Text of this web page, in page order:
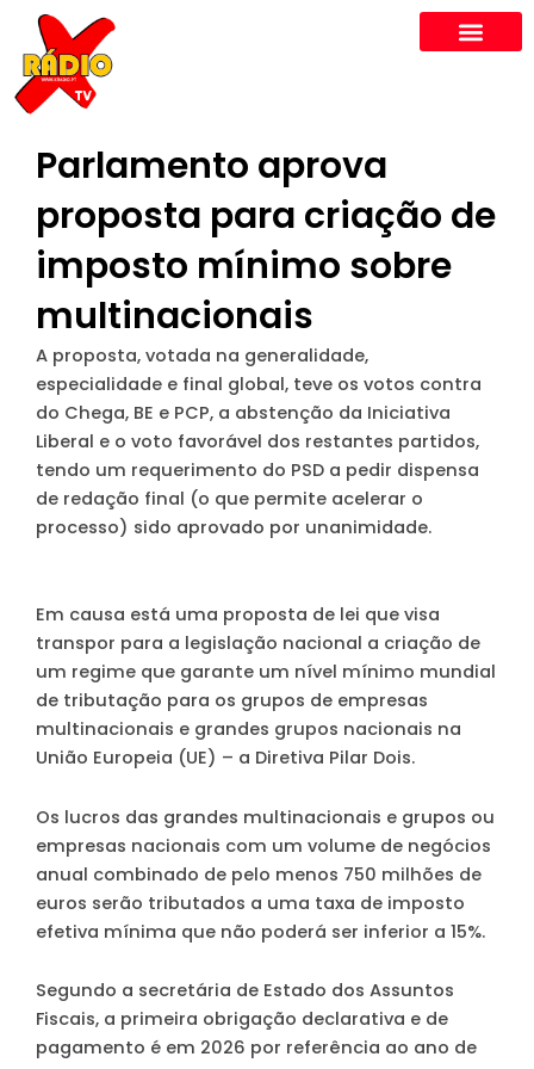
content
Parlamento aprova
proposta para criação de
imposto mínimo sobre
multinacionais
A proposta, votada na generalidade,
especialidade e final global, teve os votos contra
do Chega, BE e PCP, a abstenção da Iniciativa
Liberal e o voto favorável dos restantes partidos,
tendo um requerimento do PSD a pedir dispensa
de redação final (o que permite acelerar o
processo) sido aprovado por unanimidade.
Em causa está uma proposta de lei que visa
transpor para a legislação nacional a criação de
um regime que garante um nível mínimo mundial
de tributação para os grupos de empresas
multinacionais e grandes grupos nacionais na
União Europeia (UE) – a Diretiva Pilar Dois.
Os lucros das grandes multinacionais e grupos ou
empresas nacionais com um volume de negócios
anual combinado de pelo menos 750 milhões de
euros serão tributados a uma taxa de imposto
efetiva mínima que não poderá ser inferior a 15%.
Segundo a secretária de Estado dos Assuntos
Fiscais, a primeira obrigação declarativa e de
pagamento é em 2026 por referência ao ano de